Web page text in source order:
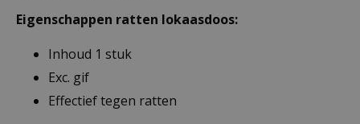
Eigenschappen ratten lokaasdoos:
Inhoud 1 stuk
Exc. gif
Effectief tegen ratten